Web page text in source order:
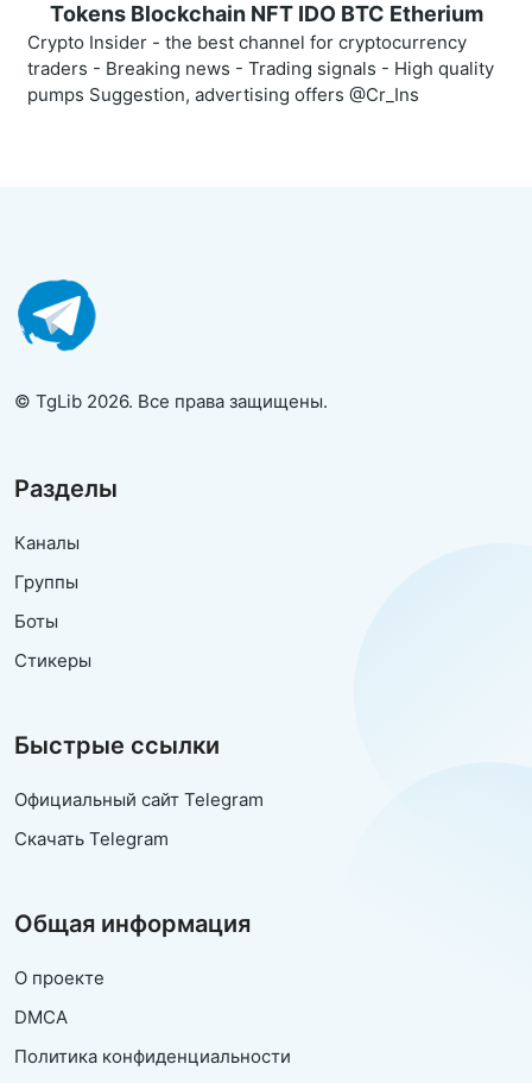
Tokens Blockchain NFT IDO BTC Etherium
Crypto Insider - the best channel for cryptocurrency
traders - Breaking news - Trading signals - High quality
pumps Suggestion, advertising offers @Cr_Ins
© TgLib 2026. Все права защищены.
Разделы
Каналы
Группы
Боты
Стикеры
Быстрые ссылки
Официальный сайт Telegram
Скачать Telegram
Общая информация
О проекте
DMCA
Политика конфиденциальности